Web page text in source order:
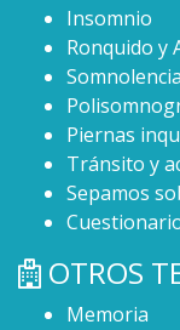
Insomnio
Ronquido y
Somnolencia
Piernas
Tránsito y
Sepamos
OTROS
Memoria